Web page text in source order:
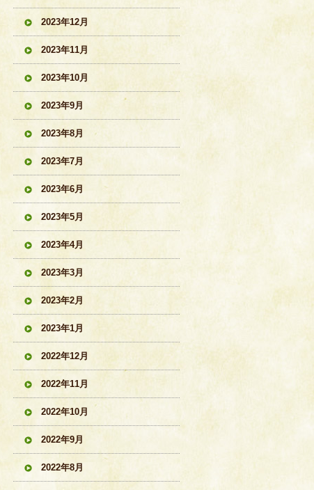
2023年12月
2023年11月
2023年10月
2023年9月
2023年8月
2023年7月
2023年6月
2023年5月
2023年4月
2023年3月
2023年2月
2023年1月
2022年12月
2022年11月
2022年10月
2022年9月
2022年8月